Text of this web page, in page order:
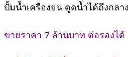
ปั้มน้ำเครื่องยน ดูดน้ำได้ถึงกล
ขายราคา 7 ล้านบาท ต่อรองได้